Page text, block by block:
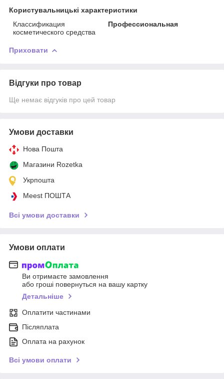
Користувальницькі характеристики
Классификация
косметического средства
Профессиональная
Приховати
Відгуки про товар
Ще немає відгуків про цей товар
Умови доставки
Нова Пошта
Магазини Rozetka
Укрпошта
Meest ПОШТА
Всі умови доставки
Умови оплати
Ви отримаєте замовлення
або гроші повернуться на вашу картку
Детальніше
Оплатити частинами
Післяплата
Оплата на рахунок
Всі умови оплати